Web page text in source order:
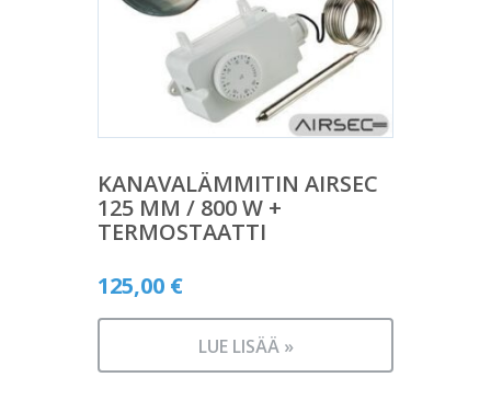
KANAVALÄMMITIN AIRSEC
125 MM / 800 W +
TERMOSTAATTI
125,00 €
LUE LISÄÄ »